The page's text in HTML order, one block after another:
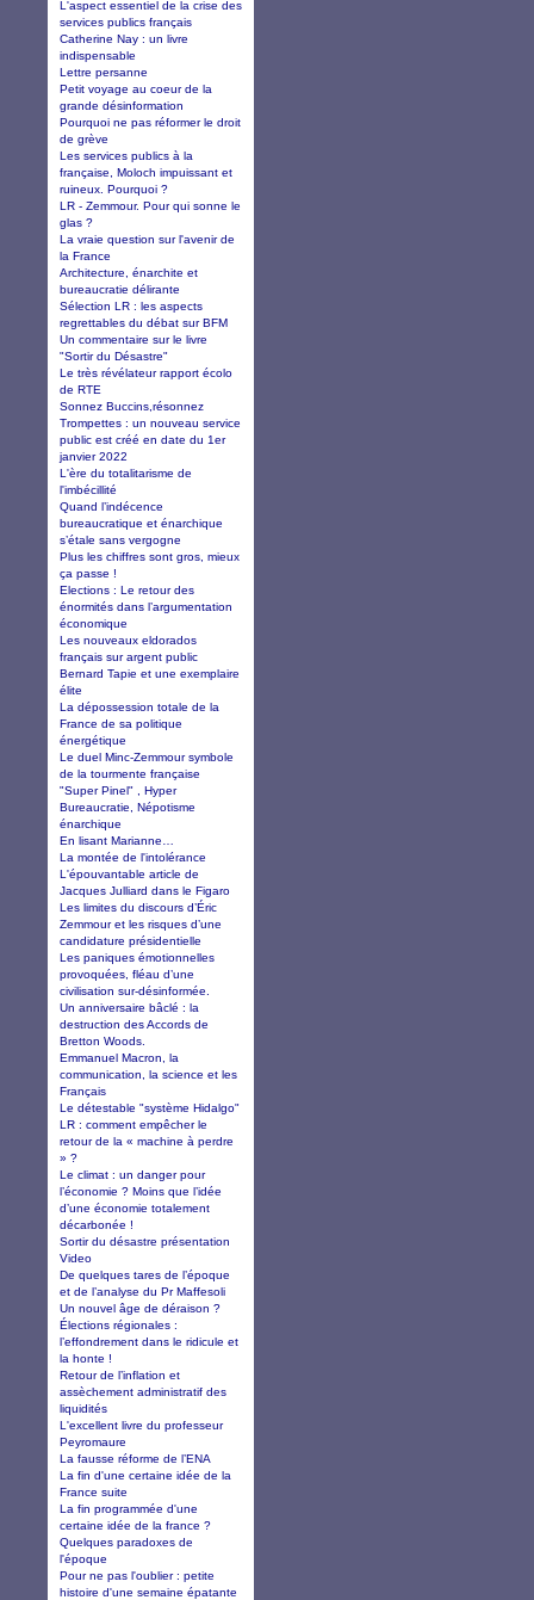
L'aspect essentiel de la crise des
services publics français
Catherine Nay : un livre
indispensable
Lettre persanne
Petit voyage au coeur de la
grande désinformation
Pourquoi ne pas réformer le droit
de grève
Les services publics à la
française, Moloch impuissant et
ruineux. Pourquoi ?
LR - Zemmour. Pour qui sonne le
glas ?
La vraie question sur l'avenir de
la France
Architecture, énarchite et
bureaucratie délirante
Sélection LR : les aspects
regrettables du débat sur BFM
Un commentaire sur le livre
"Sortir du Désastre"
Le très révélateur rapport écolo
de RTE
Sonnez Buccins,résonnez
Trompettes : un nouveau service
public est créé en date du 1er
janvier 2022
L'ère du totalitarisme de
l'imbécillité
Quand l’indécence
bureaucratique et énarchique
s’étale sans vergogne
Plus les chiffres sont gros, mieux
ça passe !
Elections : Le retour des
énormités dans l’argumentation
économique
Les nouveaux eldorados
français sur argent public
Bernard Tapie et une exemplaire
élite
La dépossession totale de la
France de sa politique
énergétique
Le duel Minc-Zemmour symbole
de la tourmente française
"Super Pinel" , Hyper
Bureaucratie, Népotisme
énarchique
En lisant Marianne…
La montée de l'intolérance
L'épouvantable article de
Jacques Julliard dans le Figaro
Les limites du discours d’Éric
Zemmour et les risques d’une
candidature présidentielle
Les paniques émotionnelles
provoquées, fléau d’une
civilisation sur-désinformée.
Un anniversaire bâclé : la
destruction des Accords de
Bretton Woods.
Emmanuel Macron, la
communication, la science et les
Français
Le détestable "système Hidalgo"
LR : comment empêcher le
retour de la « machine à perdre
» ?
Le climat : un danger pour
l’économie ? Moins que l’idée
d’une économie totalement
décarbonée !
Sortir du désastre présentation
Video
De quelques tares de l’époque
et de l’analyse du Pr Maffesoli
Un nouvel âge de déraison ?
Élections régionales :
l’effondrement dans le ridicule et
la honte !
Retour de l’inflation et
assèchement administratif des
liquidités
L'excellent livre du professeur
Peyromaure
La fausse réforme de l’ENA
La fin d'une certaine idée de la
France suite
La fin programmée d'une
certaine idée de la france ?
Quelques paradoxes de
l'époque
Pour ne pas l'oublier : petite
histoire d'une semaine épatante